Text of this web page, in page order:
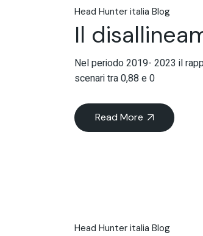
Head Hunter italia Blog
Il
Nel periodo 2019- 2023 il
scenari tra 0,88 e 0
Read More
Head Hunter italia Blog